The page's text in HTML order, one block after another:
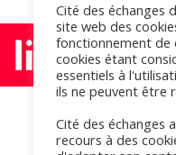
Cité des échanges
site web des
fonctionnement de
cookies étant
essentiels à
ils ne peuvent être
Cité des échanges
recours à des